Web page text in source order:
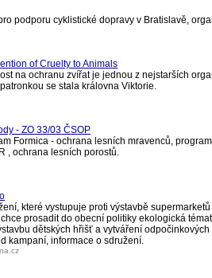
podporu cyklistické dopravy v Bratislavě,
of Cruelty to Animals
na ochranu zvířat je jednou z nejstarších
se stala královna Viktorie.
- ZO 33/03 ČSOP
Formica - ochrana lesních mravenců,
, ochrana lesních porostů.
které vystupuje proti výstavbě
prosadit do obecní politiky ekologická
dětských hřišť a vytváření
kampaní, informace o sdružení.